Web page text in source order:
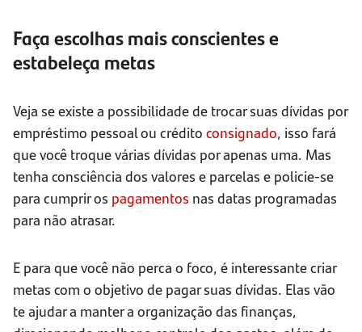
Faça escolhas mais conscientes e
estabeleça metas
Veja se existe a possibilidade de trocar suas dívidas por
empréstimo pessoal ou crédito consignado, isso fará
que você troque várias dívidas por apenas uma. Mas
tenha consciência dos valores e parcelas e policie-se
para cumprir os pagamentos nas datas programadas
para não atrasar.
E para que você não perca o foco, é interessante criar
metas com o objetivo de pagar suas dívidas. Elas vão
te ajudar a manter a organização das finanças,